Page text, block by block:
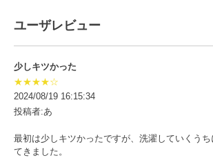
ユーザレビュー
少しキツかった
★★★★☆
2024/08/19 16:15:34
投稿者:あ
最初は少しキツかったですが、洗濯していくう
てきました。